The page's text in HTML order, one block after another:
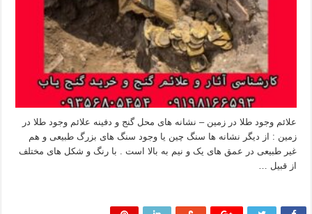
علائم وجود طلا در زمین – نشانه های محل گنج و دفینه علائم وجود طلا در
زمین : از دیگر نشانه ها سنگ چین یا وجود سنگ های بزرگ طبیعی و هم
غیر طبیعی در عمق های یک و نیم به بالا است . با رنگ و شکل های مختلف
از قبیل …